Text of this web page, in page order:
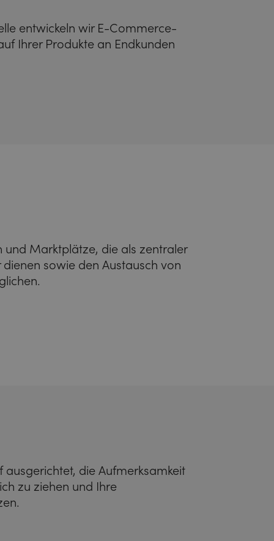
entwickeln wir E-Commerce-
Ihrer Produkte an Endkunden
Marktplätze, die als zentraler
sowie den Austausch von
die Aufmerksamkeit
zu ziehen und Ihre